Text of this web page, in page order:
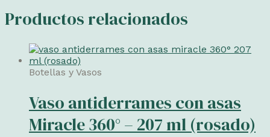
Productos relacionados
Botellas y Vasos
Vaso antiderrames con asas
Miracle 360° – 207 ml (rosado)